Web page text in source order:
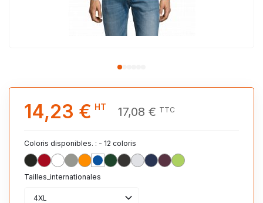
14,23 € HT 17,08 € TTC
Coloris disponibles. : - 12 coloris
NOIR_312
ROUGE_145
BLANC_102
GRIS_CHINE_360
ORANGE_400
ROYAL_241
VERT_BOUTEILLE_264
ANTHRACITE_CHINE_348
BLANC_CHINE_300
FRENCH_MARINE_319
OXBLOOD_CHINE_148
VERT_POMME_280
Tailles_internationales
4XL